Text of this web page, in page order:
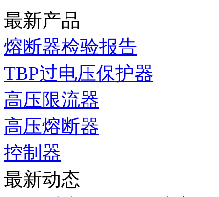
最新产品
熔断器检验报告
TBP过电压保护器
高压限流器
高压熔断器
控制器
最新动态